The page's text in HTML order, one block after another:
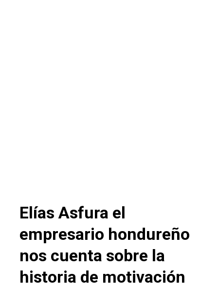
Elías Asfura el
empresario hondureño
nos cuenta sobre la
historia de motivación